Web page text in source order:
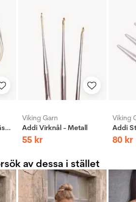
Addi Rundsticka - Mässing
Viking Garn
Addi Virknål - Metall
55 kr
Viking
80 kr
av dessa i stället